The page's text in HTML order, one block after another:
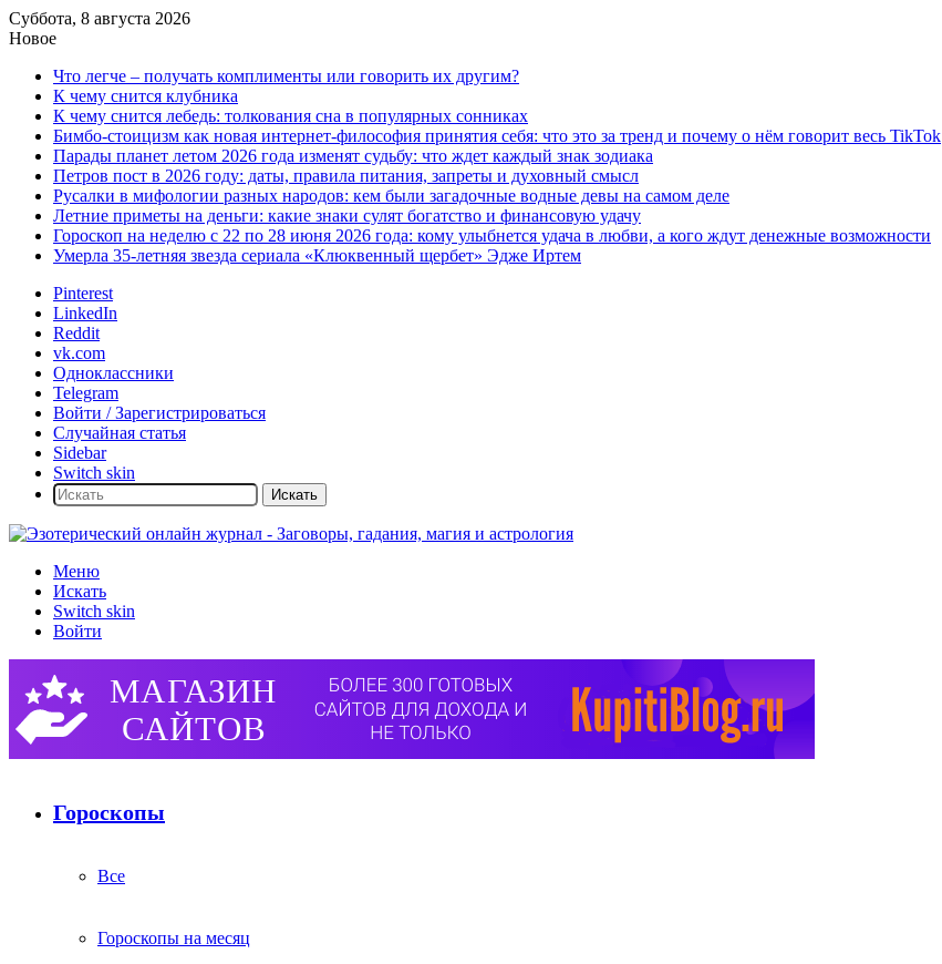
Суббота, 8 августа 2026
Новое
Что легче – получать комплименты или говорить их другим?
К чему снится клубника
К чему снится лебедь: толкования сна в популярных сонниках
Бимбо-стоицизм как новая интернет-философия принятия себя: что это за тренд и почему о нём говорит весь TikTok
Парады планет летом 2026 года изменят судьбу: что ждет каждый знак зодиака
Петров пост в 2026 году: даты, правила питания, запреты и духовный смысл
Русалки в мифологии разных народов: кем были загадочные водные девы на самом деле
Летние приметы на деньги: какие знаки сулят богатство и финансовую удачу
Гороскоп на неделю с 22 по 28 июня 2026 года: кому улыбнется удача в любви, а кого ждут денежные возможности
Умерла 35-летняя звезда сериала «Клюквенный щербет» Эдже Иртем
Pinterest
LinkedIn
Reddit
vk.com
Одноклассники
Telegram
Войти / Зарегистрироваться
Случайная статья
Sidebar
Switch skin
Искать
Меню
Искать
Switch skin
Войти
Гороскопы
Все
Гороскопы на месяц